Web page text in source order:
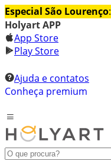
Especial São Lourenço:
Holyart APP
App Store
Play Store
Ajuda e contatos
Conheça premium